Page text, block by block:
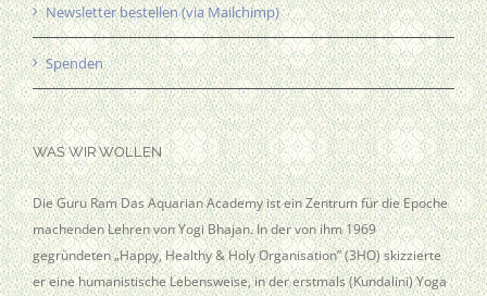
Newsletter bestellen (via Mailchimp)
Spenden
WAS WIR WOLLEN
Die Guru Ram Das Aquarian Academy ist ein Zentrum für die Epoche
machenden Lehren von Yogi Bhajan. In der von ihm 1969
gegründeten „Happy, Healthy & Holy Organisation” (3HO) skizzierte
er eine humanistische Lebensweise, in der erstmals (Kundalini) Yoga